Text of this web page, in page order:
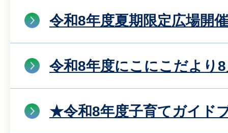
令和8年度夏期限定広場開
令和8年度にこにこだより
★令和8年度子育てガイド